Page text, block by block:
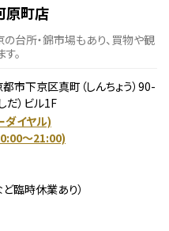
原町店
台所・錦市場もあり、買物や観
。
市下京区真町（しんちょう）90-
だ）ビル1F
イヤル)
〜21:00)
臨時休業あり）